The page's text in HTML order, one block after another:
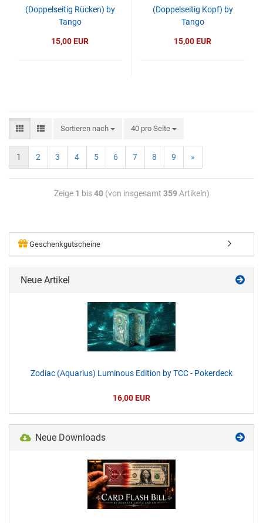
(Doppelseitig Rücken) by
Tango
15,00 EUR
(Doppelseitig Kopf) by
Tango
15,00 EUR
Sortieren nach 40 pro Seite
1 2 3 4 5 6 7 8 9 »
Zeige 1 bis40(von insgesamt 359Artikeln)
Geschenkgutscheine
Neue Artikel
Zodiac (Aquarius) Luminous Edition by TCC - Pokerdeck
16,00 EUR
Neue Downloads